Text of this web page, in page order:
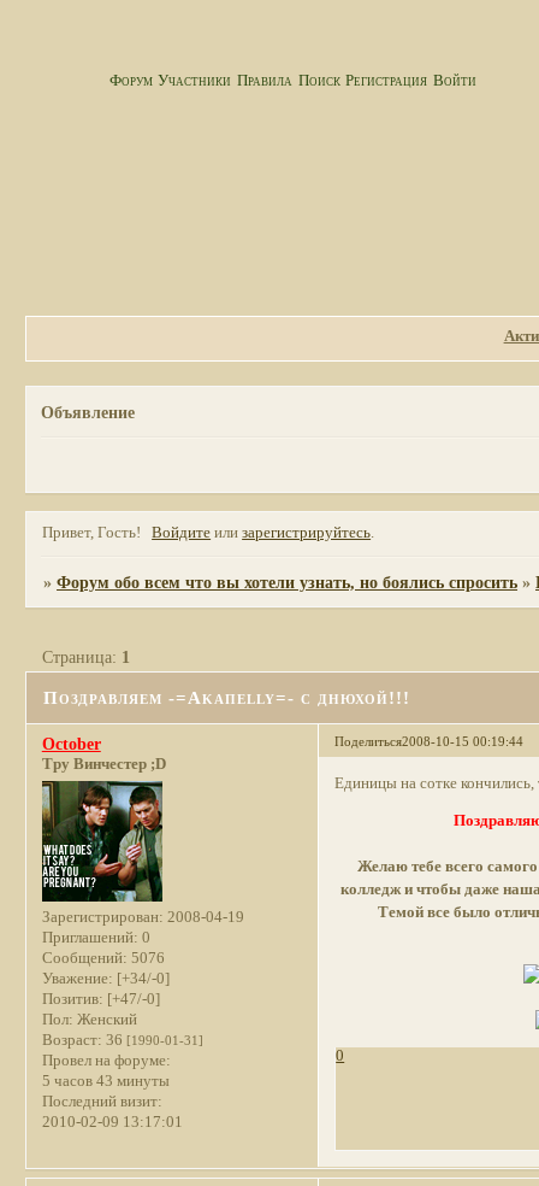
Форум Участники Правила Поиск Регистрация Войти
Объявление
Привет, Гость! Войдите илизарегистрируйтесь.
»Форум обо всем что вы хотели узнать, но боялись спросить »
Поздравляем -=Akaпelly=- с днюхой!!!
Страница: 1
Поделиться2008-10-15 00:19:44
October
Тру Винчестер ;D
Зарегистрирован: 2008-04-19
Приглашений: 0
Сообщений: 5076
Уважение: [+34/-0]
Позитив: [+47/-0]
Пол: Женский
Возраст: 36 [1990-01-31]
Провел на форуме:
5 часов 43 минуты
Последний визит:
2010-02-09 13:17:01
Eдиницы на сотке кончились,
Желаю тебе всего
колледж и чтобы даже
Темой все было
0